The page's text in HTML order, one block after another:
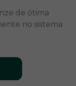
de ótima
no sistema